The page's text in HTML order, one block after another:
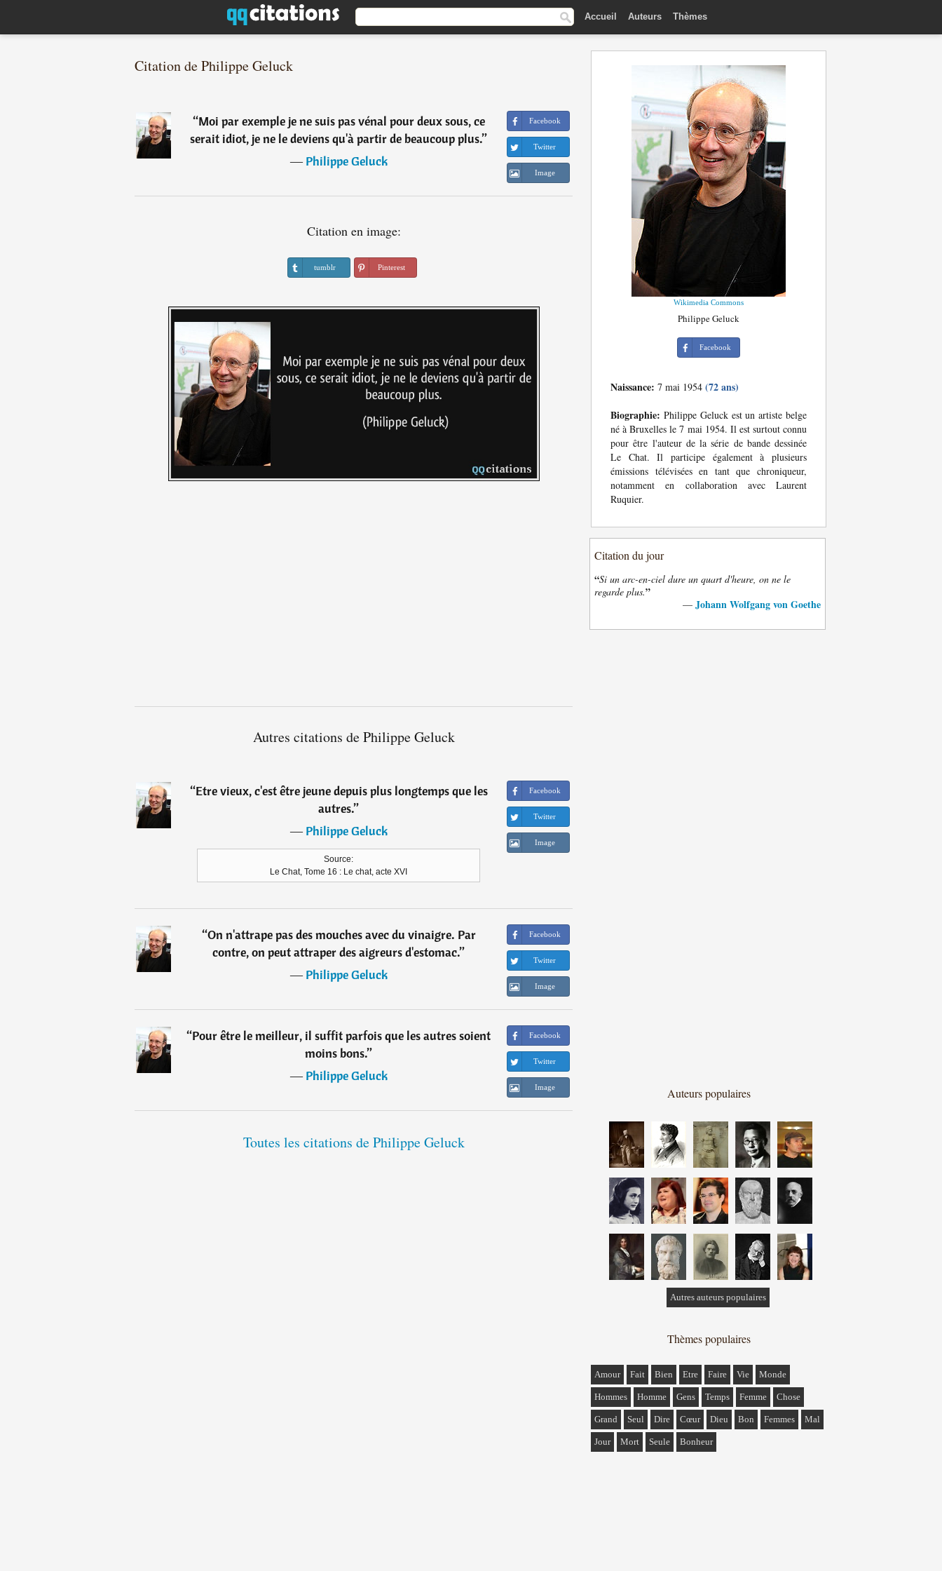
Accueil Auteurs Thèmes
Citation de Philippe Geluck
“Moi par exemple je ne suis pas vénal pour deux sous, ce
serait idiot, je ne le deviens qu'à partir de beaucoup plus.”
―Philippe Geluck
Facebook
Twitter
Image
Citation en image:
tumblr Pinterest
Autres citations de Philippe Geluck
“Etre vieux, c'est être jeune depuis plus longtemps que les
autres.”
―Philippe Geluck
Source:
Le Chat, Tome 16 : Le chat, acte XVI
Facebook
Twitter
Image
“On n'attrape pas des mouches avec du vinaigre. Par
contre, on peut attraper des aigreurs d'estomac.”
―Philippe Geluck
Facebook
Twitter
Image
“Pour être le meilleur, il suffit parfois que les autres soient
moins bons.”
―Philippe Geluck
Facebook
Twitter
Image
Toutes les citations de Philippe Geluck
Wikimedia Commons
Philippe Geluck
Facebook
Naissance: 7 mai 1954 (72 ans)
Biographie: Philippe Geluck est un artiste belge
né à Bruxelles le 7 mai 1954. Il est surtout connu
pour être l'auteur de la série de bande dessinée
Le Chat. Il participe également à plusieurs
émissions télévisées en tant que chroniqueur,
notamment en collaboration avec Laurent
Ruquier.
Citation du jour
“Si un arc-en-ciel dure un quart d'heure, on ne le
regarde plus.”
— Johann Wolfgang von Goethe
Auteurs populaires
Autres auteurs populaires
Thèmes populaires
Amour Fait Bien Etre Faire Vie Monde
Hommes Homme Gens Temps Femme Chose
Grand Seul Dire Cœur Dieu Bon Femmes Mal
Jour Mort Seule Bonheur